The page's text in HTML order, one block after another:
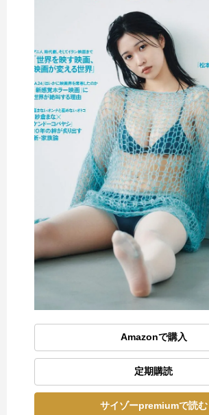
Amazonで購入
定期購読
サイゾーpremiumで読む